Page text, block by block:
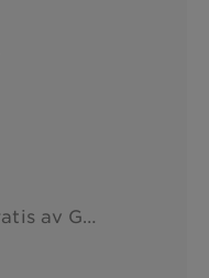
Fick denna produkten gratis av Garnier. Har vanligtvis inte jättemycket finnar, men när jag väl får dem brukar de sticka ut som bara den i ansiktet. Har inte riktigt en hudvårdsrutin, tvättar ansiktet ibland och tar på hudkräm om jag kommer ihåg hehe. Men dessa små klistermärken / patches var faktiskt smidigare än jag trodde. Glömde bort att jag hade dem i ansiktet, känns inte alls och de täckte finnen bra.